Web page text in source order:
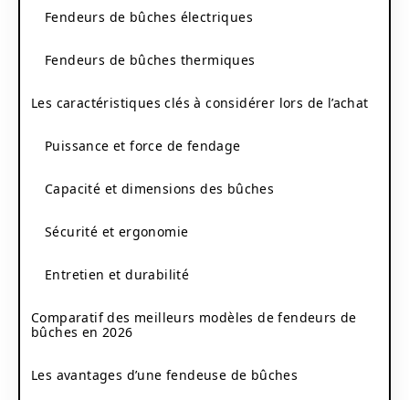
Fendeurs de bûches électriques
Fendeurs de bûches thermiques
Les caractéristiques clés à considérer lors de l’achat
Puissance et force de fendage
Capacité et dimensions des bûches
Sécurité et ergonomie
Entretien et durabilité
Comparatif des meilleurs modèles de fendeurs de
bûches en 2026
Les avantages d’une fendeuse de bûches